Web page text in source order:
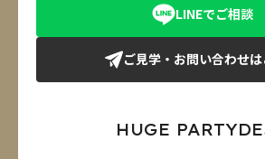
LINEでご相談
ご見学・お問い合わせは
HUGE